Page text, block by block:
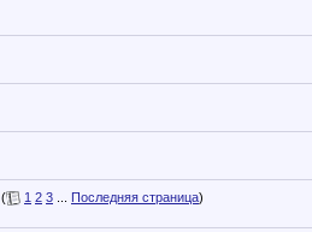
( 1 2 3 Последняя страница)